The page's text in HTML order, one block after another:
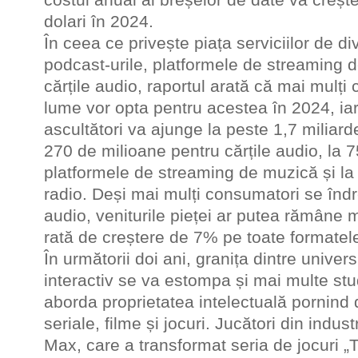
dolari în 2024.
În ceea ce privește piața serviciilor de
podcast-urile, platformele de streaming
cărțile audio, raportul arată că mai mulți
lume vor opta pentru acestea în 2024,
ascultători va ajunge la peste 1,7
270 de milioane pentru cărțile audio, la
platformele de streaming de muzică și
radio. Deși mai mulți consumatori se
audio, veniturile pieței ar putea rămâne
rată de creștere de 7% pe toate
În următorii doi ani, granița dintre
interactiv se va estompa și mai multe
aborda proprietatea intelectuală pornind
seriale, filme și jocuri. Jucători din
Max, care a transformat seria de jocuri